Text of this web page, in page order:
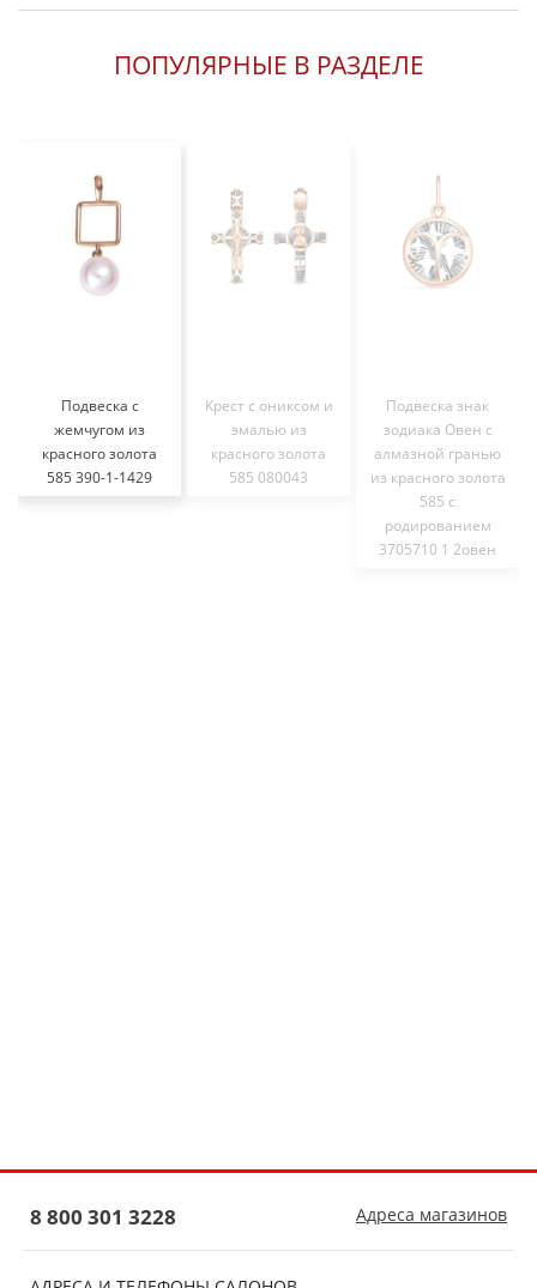
ПОПУЛЯРНЫЕ В РАЗДЕЛЕ
Подвеска с
жемчугом из
красного золота
585 390-1-1429
Крест с ониксом и
эмалью из
красного золота
585 080043
Подвеска знак
зодиака Овен с
алмазной гранью
из красного золота
585 с
родированием
3705710 1 2овен
8 800 301 3228 Адреса магазинов